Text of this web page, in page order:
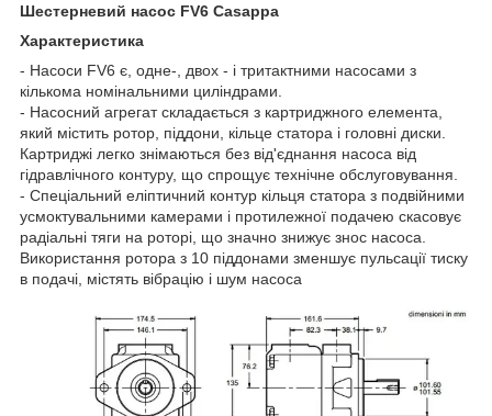
Шестерневий насос FV6 Casappa
Характеристика
- Насоси FV6 є, одне-, двох - і тритактними насосами з
кількома номінальними циліндрами.
- Насосний агрегат складається з картриджного елемента,
який містить ротор, піддони, кільце статора і головні диски.
Картриджі легко знімаються без від'єднання насоса від
гідравлічного контуру, що спрощує технічне обслуговування.
- Спеціальний еліптичний контур кільця статора з подвійними
усмоктувальними камерами і протилежної подачею скасовує
радіальні тяги на роторі, що значно знижує знос насоса.
Використання ротора з 10 піддонами зменшує пульсації тиску
в подачі, містять вібрацію і шум насоса